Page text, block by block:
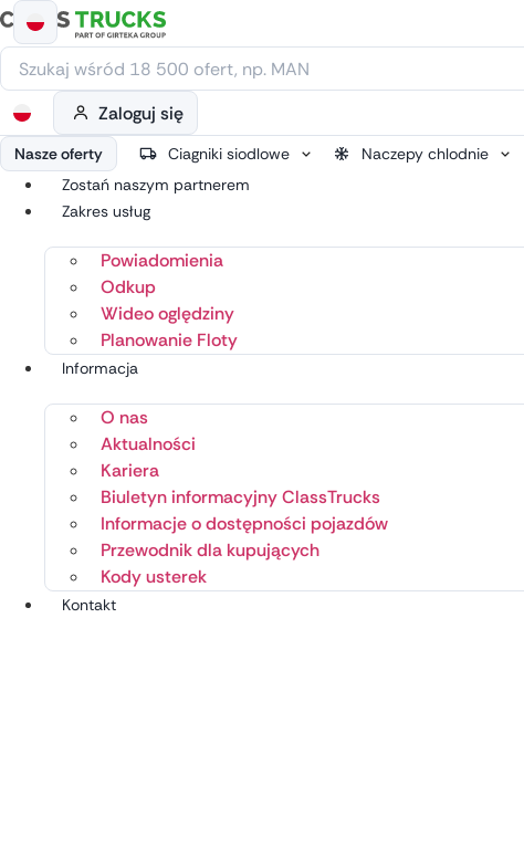
Przejdź
do
treści
Zaloguj się
Nasze oferty Ciagniki siodlowe Naczepy chlodnie
Zostań naszym partnerem
Zakres usług
Powiadomienia
Odkup
Wideo oględziny
Planowanie Floty
Informacja
O nas
Aktualności
Kariera
Biuletyn informacyjny ClassTrucks
Informacje o dostępności pojazdów
Przewodnik dla kupujących
Kody usterek
Kontakt